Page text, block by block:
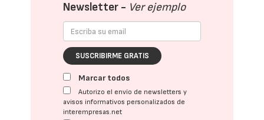
Newsletter - Ver ejemplo
SUSCRIBIRME GRATIS
Marcar todos
Autorizo el envío de newsletters y
avisos informativos personalizados de
interempresas.net